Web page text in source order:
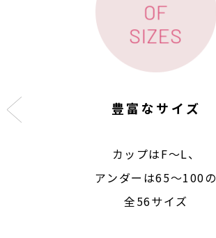
豊富なサイズ
カップはF〜L、
アンダーは65〜100の
全56サイズ